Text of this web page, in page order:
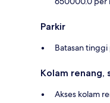
Parkir
Batasan
Kolam renang,
Akses kolam